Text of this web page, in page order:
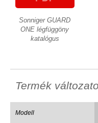
Sonniger GUARD
ONE légfüggöny
katalógus
Termék
Modell